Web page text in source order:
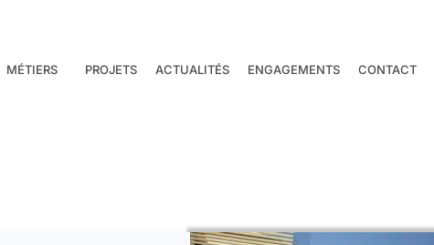
MÉTIERS PROJETS ACTUALITÉS ENGAGEMENTS CONTACT